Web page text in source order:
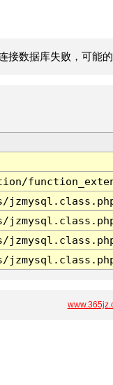
接数据库失败，可能